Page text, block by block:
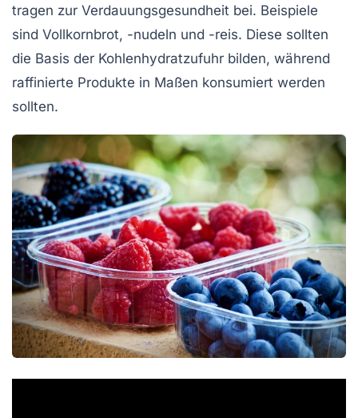
tragen zur Verdauungsgesundheit bei. Beispiele
sind Vollkornbrot, -nudeln und -reis. Diese sollten
die Basis der Kohlenhydratzufuhr bilden, während
raffinierte Produkte in Maßen konsumiert werden
sollten.